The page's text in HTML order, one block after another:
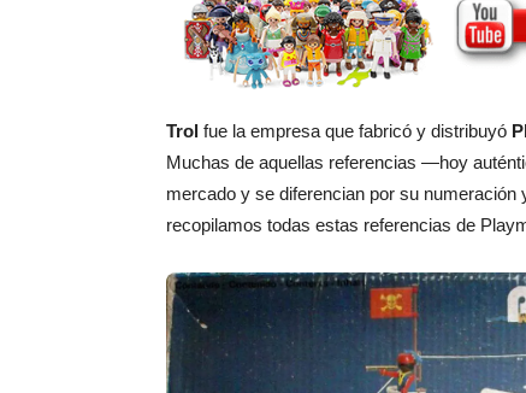
Trol fue la empresa que fabricó y distribuyó
Muchas de aquellas referencias —hoy
mercado y se diferencian por su
recopilamos todas estas referencias de